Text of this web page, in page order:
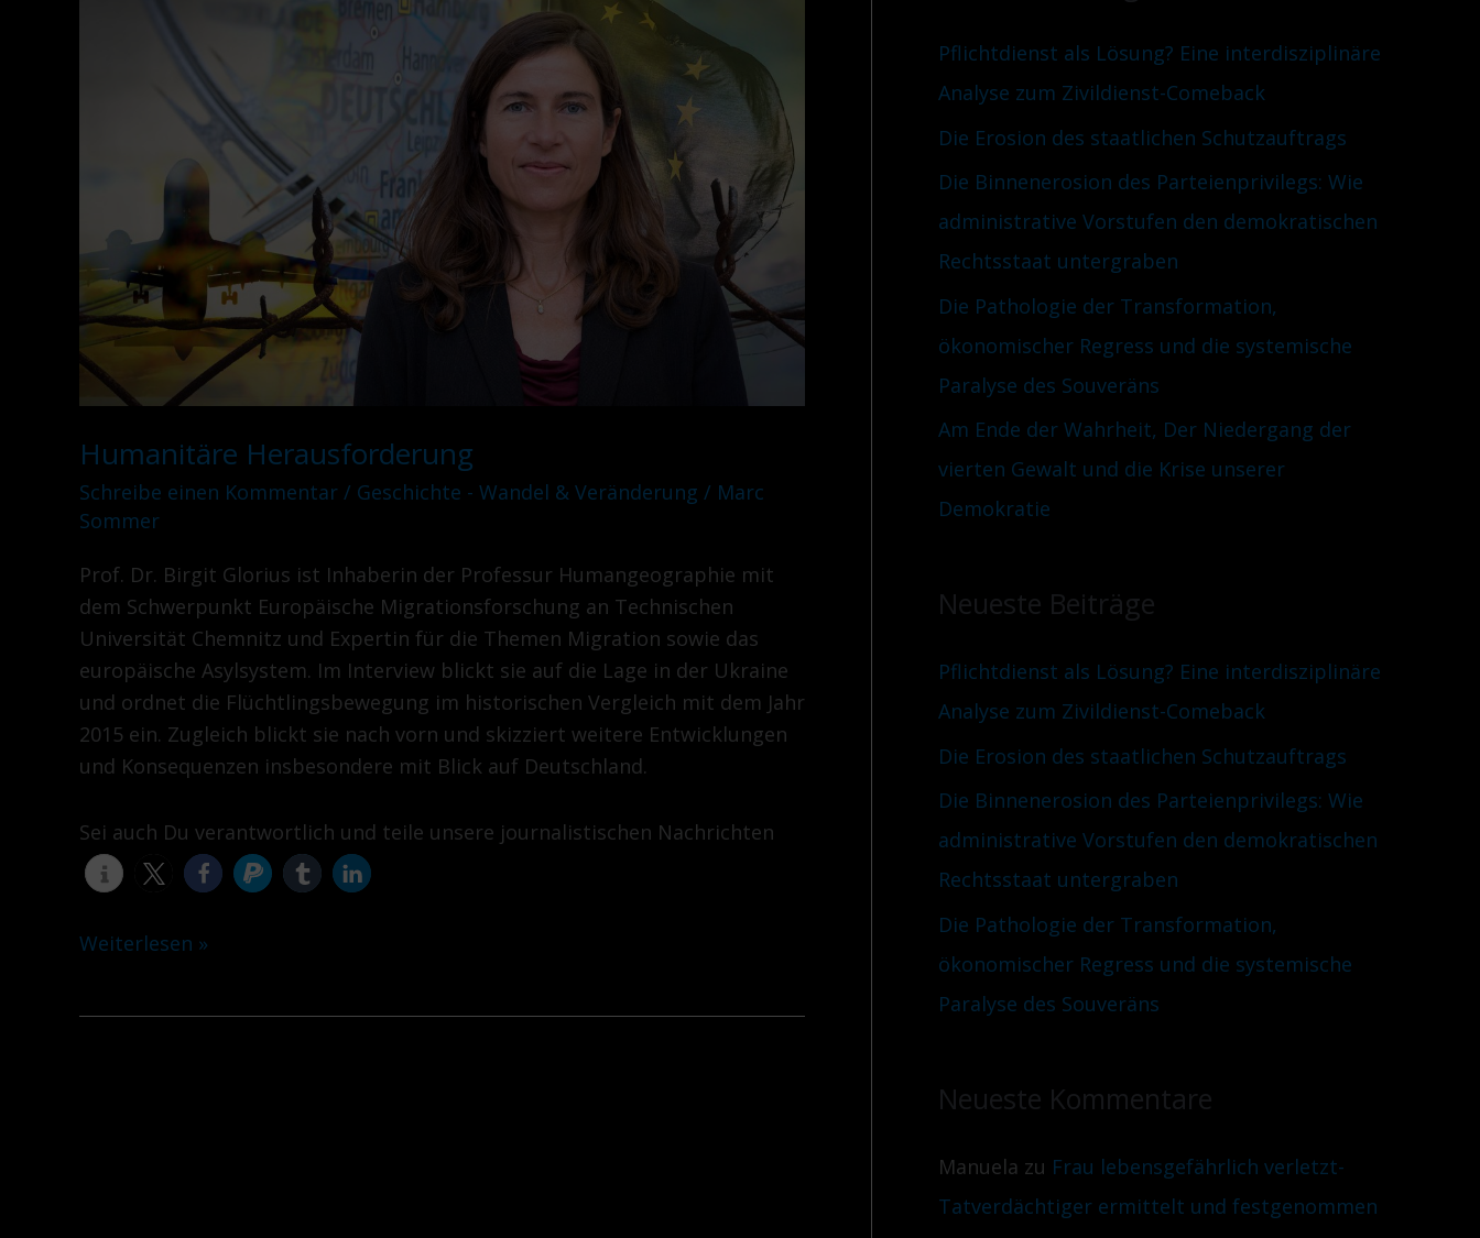
Humanitäre Herausforderung
Schreibe einen Kommentar / Geschichte - Wandel & Veränderung / Marc
Sommer
Prof. Dr. Birgit Glorius ist Inhaberin der Professur Humangeographie mit
dem Schwerpunkt Europäische Migrationsforschung an Technischen
Universität Chemnitz und Expertin für die Themen Migration sowie das
europäische Asylsystem. Im Interview blickt sie auf die Lage in der Ukraine
und ordnet die Flüchtlingsbewegung im historischen Vergleich mit dem Jahr
2015 ein. Zugleich blickt sie nach vorn und skizziert weitere Entwicklungen
und Konsequenzen insbesondere mit Blick auf Deutschland.
Sei auch Du verantwortlich und teile unsere journalistischen Nachrichten
Weiterlesen »
a
c
h
:
Pflichtdienst als Lösung? Eine interdisziplinäre
Analyse zum Zivildienst-Comeback
Die Erosion des staatlichen Schutzauftrags
Die Binnenerosion des Parteienprivilegs: Wie
administrative Vorstufen den demokratischen
Rechtsstaat untergraben
Die Pathologie der Transformation,
ökonomischer Regress und die systemische
Paralyse des Souveräns
Am Ende der Wahrheit, Der Niedergang der
vierten Gewalt und die Krise unserer
Demokratie
Neueste Beiträge
Pflichtdienst als Lösung? Eine interdisziplinäre
Analyse zum Zivildienst-Comeback
Die Erosion des staatlichen Schutzauftrags
Die Binnenerosion des Parteienprivilegs: Wie
administrative Vorstufen den demokratischen
Rechtsstaat untergraben
Die Pathologie der Transformation,
ökonomischer Regress und die systemische
Paralyse des Souveräns
Neueste Kommentare
Manuela zu Frau lebensgefährlich verletzt-
Tatverdächtiger ermittelt und festgenommen
i
e
n